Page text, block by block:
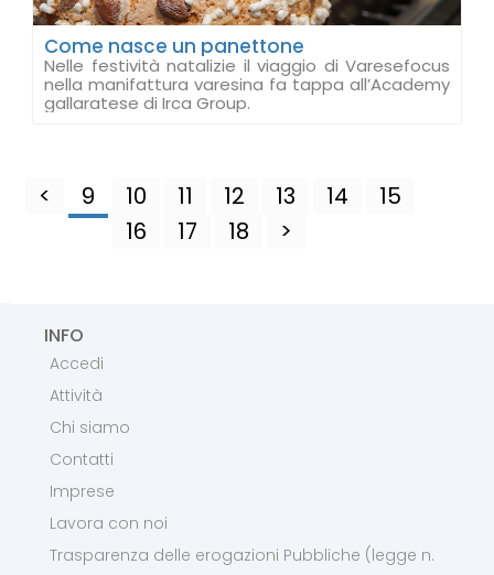
Come nasce un panettone
Nelle festività natalizie il viaggio di Varesefocus
nella manifattura varesina fa tappa all’Academy
gallaratese di Irca Group.
< 9 10 11 12 13 14
15
16
17 18 >
INFO
Accedi
Attività
Chi siamo
Contatti
Imprese
Lavora con noi
Trasparenza delle erogazioni Pubbliche (legge n.